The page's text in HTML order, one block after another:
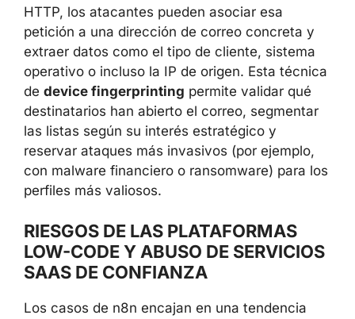
esa URL, enviando junto con ella metadatos
técnicos.
Mediante parámetros incrustados y
cabeceras HTTP, los atacantes pueden
asociar esa petición a una dirección de correo
concreta y extraer datos como el tipo de
cliente, sistema operativo o incluso la IP de
origen. Esta técnica de device fingerprinting
permite validar qué destinatarios han abierto
interés estratégico y reservar ataques más
invasivos (por ejemplo, con malware
financiero o ransomware) para los perfiles